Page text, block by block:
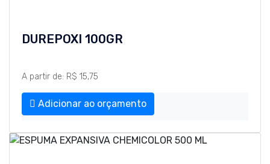
DUREPOXI 100GR
A partir de: R$ 15,75
Adicionar ao orçamento